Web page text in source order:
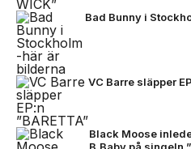
Bad Bunny i
VC Barre släpper
Black Moose